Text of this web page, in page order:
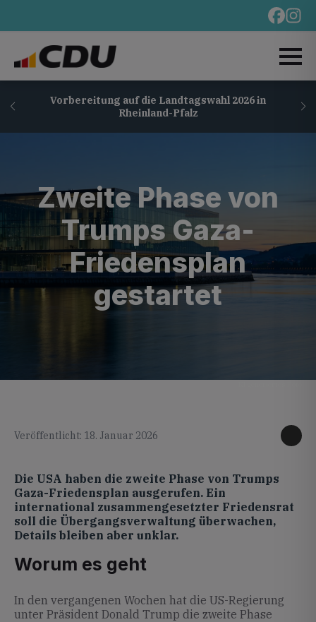
Vorbereitung auf die Landtagswahl 2026 in
Rheinland-Pfalz
Zweite Phase von
Trumps Gaza-
Friedensplan
gestartet
Veröffentlicht: 18. Januar 2026
Die USA haben die zweite Phase von Trumps
Gaza-Friedensplan ausgerufen. Ein
international zusammengesetzter Friedensrat
soll die Übergangsverwaltung überwachen,
Details bleiben aber unklar.
Worum es geht
In den vergangenen Wochen hat die US-Regierung
unter Präsident Donald Trump die zweite Phase